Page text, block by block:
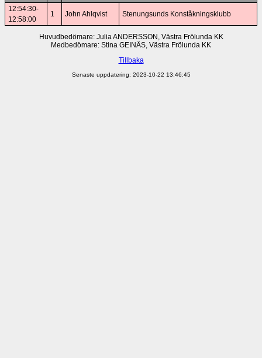
12:54:30-
12:58:00
1 John Ahlqvist Stenungsunds Konståkningsklubb
Huvudbedömare: Julia ANDERSSON, Västra Frölunda KK
Medbedömare: Stina GEINÄS, Västra Frölunda KK
Tillbaka
Senaste uppdatering: 2023-10-22 13:46:45